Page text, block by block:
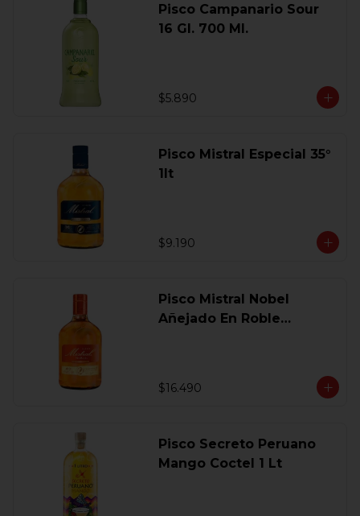
Pisco Campanario Sour
16 Gl. 700 Ml.
$5.890
Pisco Mistral Especial 35°
1lt
$9.190
Pisco Mistral Nobel
Añejado En Roble
$16.490
Pisco Secreto Peruano
Mango Coctel 1 Lt